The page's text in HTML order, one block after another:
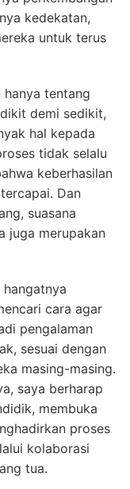
kedekatan,
untuk terus
hanya tentang
demi sedikit,
hal kepada
tidak selalu
keberhasilan
Dan
suasana
juga merupakan
cara agar
pengalaman
sesuai dengan
masing-masing.
saya berharap
membuka
proses
kolaborasi
tua.